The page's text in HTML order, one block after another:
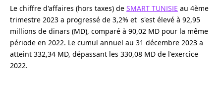
Le chiffre d'affaires (hors taxes) de SMART TUNISIE au 4ème
trimestre 2023 a progressé de 3,2% et s'est élevé à 92,95
millions de dinars (MD), comparé à 90,02 MD pour la même
période en 2022. Le cumul annuel au 31 décembre 2023 a
atteint 332,34 MD, dépassant les 330,08 MD de l'exercice
2022.